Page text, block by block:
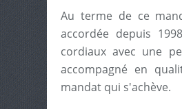
Au terme de ce
accordée depuis
cordiaux avec une
accompagné en
mandat qui s'achève.